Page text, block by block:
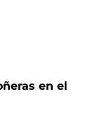
en el